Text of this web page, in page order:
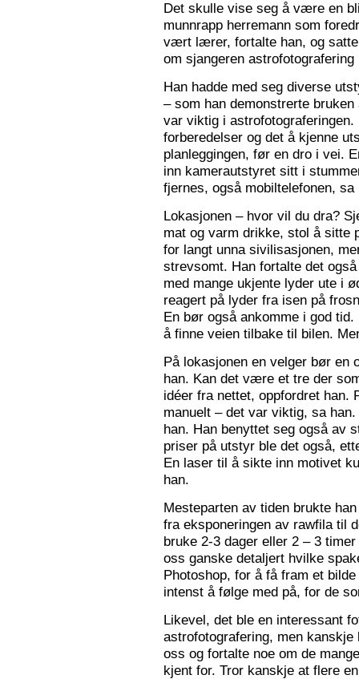
Det skulle vise seg å være en
munnrapp herremann som
vært lærer, fortalte han, og
om sjangeren astrofotografering
Han hadde med seg diverse
– som han demonstrerte
var viktig i
forberedelser og det å kjenne
planleggingen, før en dro i vei.
inn kamerautstyret sitt i
fjernes, også mobiltelefonen, sa
Lokasjonen – hvor vil du dra?
mat og varm drikke, stol å
for langt unna sivilisasjonen,
strevsomt. Han fortalte det
med mange ukjente lyder ute i
reagert på lyder fra isen på
En bør også ankomme i god
å finne veien tilbake til bilen.
På lokasjonen en velger bør en
han. Kan det være et tre der
idéer fra nettet, oppfordret han.
manuelt – det var viktig, sa
han. Han benyttet seg også av
priser på utstyr ble det også,
En laser til å sikte inn motivet
han.
Mesteparten av tiden brukte
fra eksponeringen av rawfila til
bruke 2-3 dager eller 2 – 3
oss ganske detaljert hvilke
Photoshop, for å få fram et
intenst å følge med på, for de
Likevel, det ble en interessant
astrofotografering, men
oss og fortalte noe om de
kjent for. Tror kanskje at flere